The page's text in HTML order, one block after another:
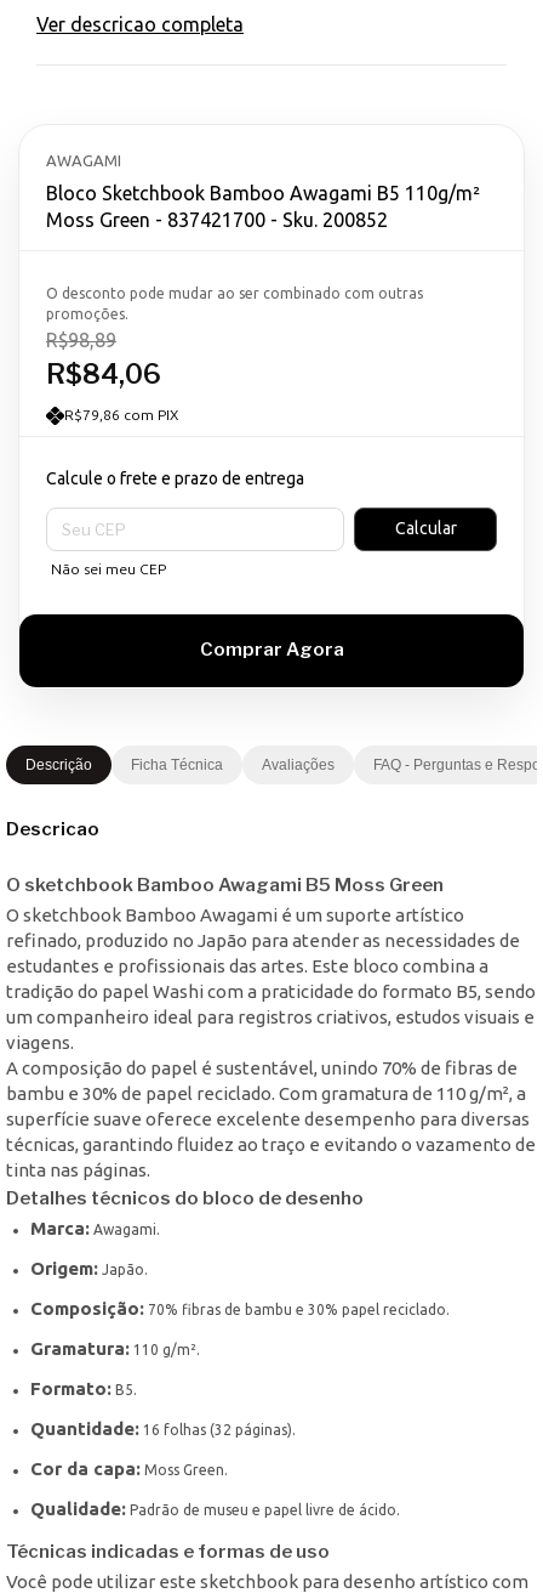
Ver descricao completa
AWAGAMI
Bloco Sketchbook Bamboo Awagami B5 110g/m²
Moss Green - 837421700 - Sku. 200852
R$84,06
R$98,89
O desconto pode mudar ao ser combinado com outras
promoções.
R$79,86 com PIX
Calcule o frete e prazo de entrega
Entregas para o CEP:
Calcular
Não sei meu CEP
Descrição Ficha Técnica Avaliações FAQ - Perguntas e
Descricao
O sketchbook Bamboo Awagami B5 Moss Green
O sketchbook Bamboo Awagami é um suporte artístico
refinado, produzido no Japão para atender as necessidades de
estudantes e profissionais das artes. Este bloco combina a
tradição do papel Washi com a praticidade do formato B5, sendo
um companheiro ideal para registros criativos, estudos visuais e
viagens.
A composição do papel é sustentável, unindo 70% de fibras de
bambu e 30% de papel reciclado. Com gramatura de 110 g/m², a
superfície suave oferece excelente desempenho para diversas
técnicas, garantindo fluidez ao traço e evitando o vazamento de
tinta nas páginas.
Detalhes técnicos do bloco de desenho
Marca: Awagami.
Origem: Japão.
Composição: 70% fibras de bambu e 30% papel reciclado.
Gramatura: 110 g/m².
Formato: B5.
Quantidade: 16 folhas (32 páginas).
Cor da capa: Moss Green.
Qualidade: Padrão de museu e papel livre de ácido.
Técnicas indicadas e formas de uso
Você pode utilizar este sketchbook para desenho artístico com